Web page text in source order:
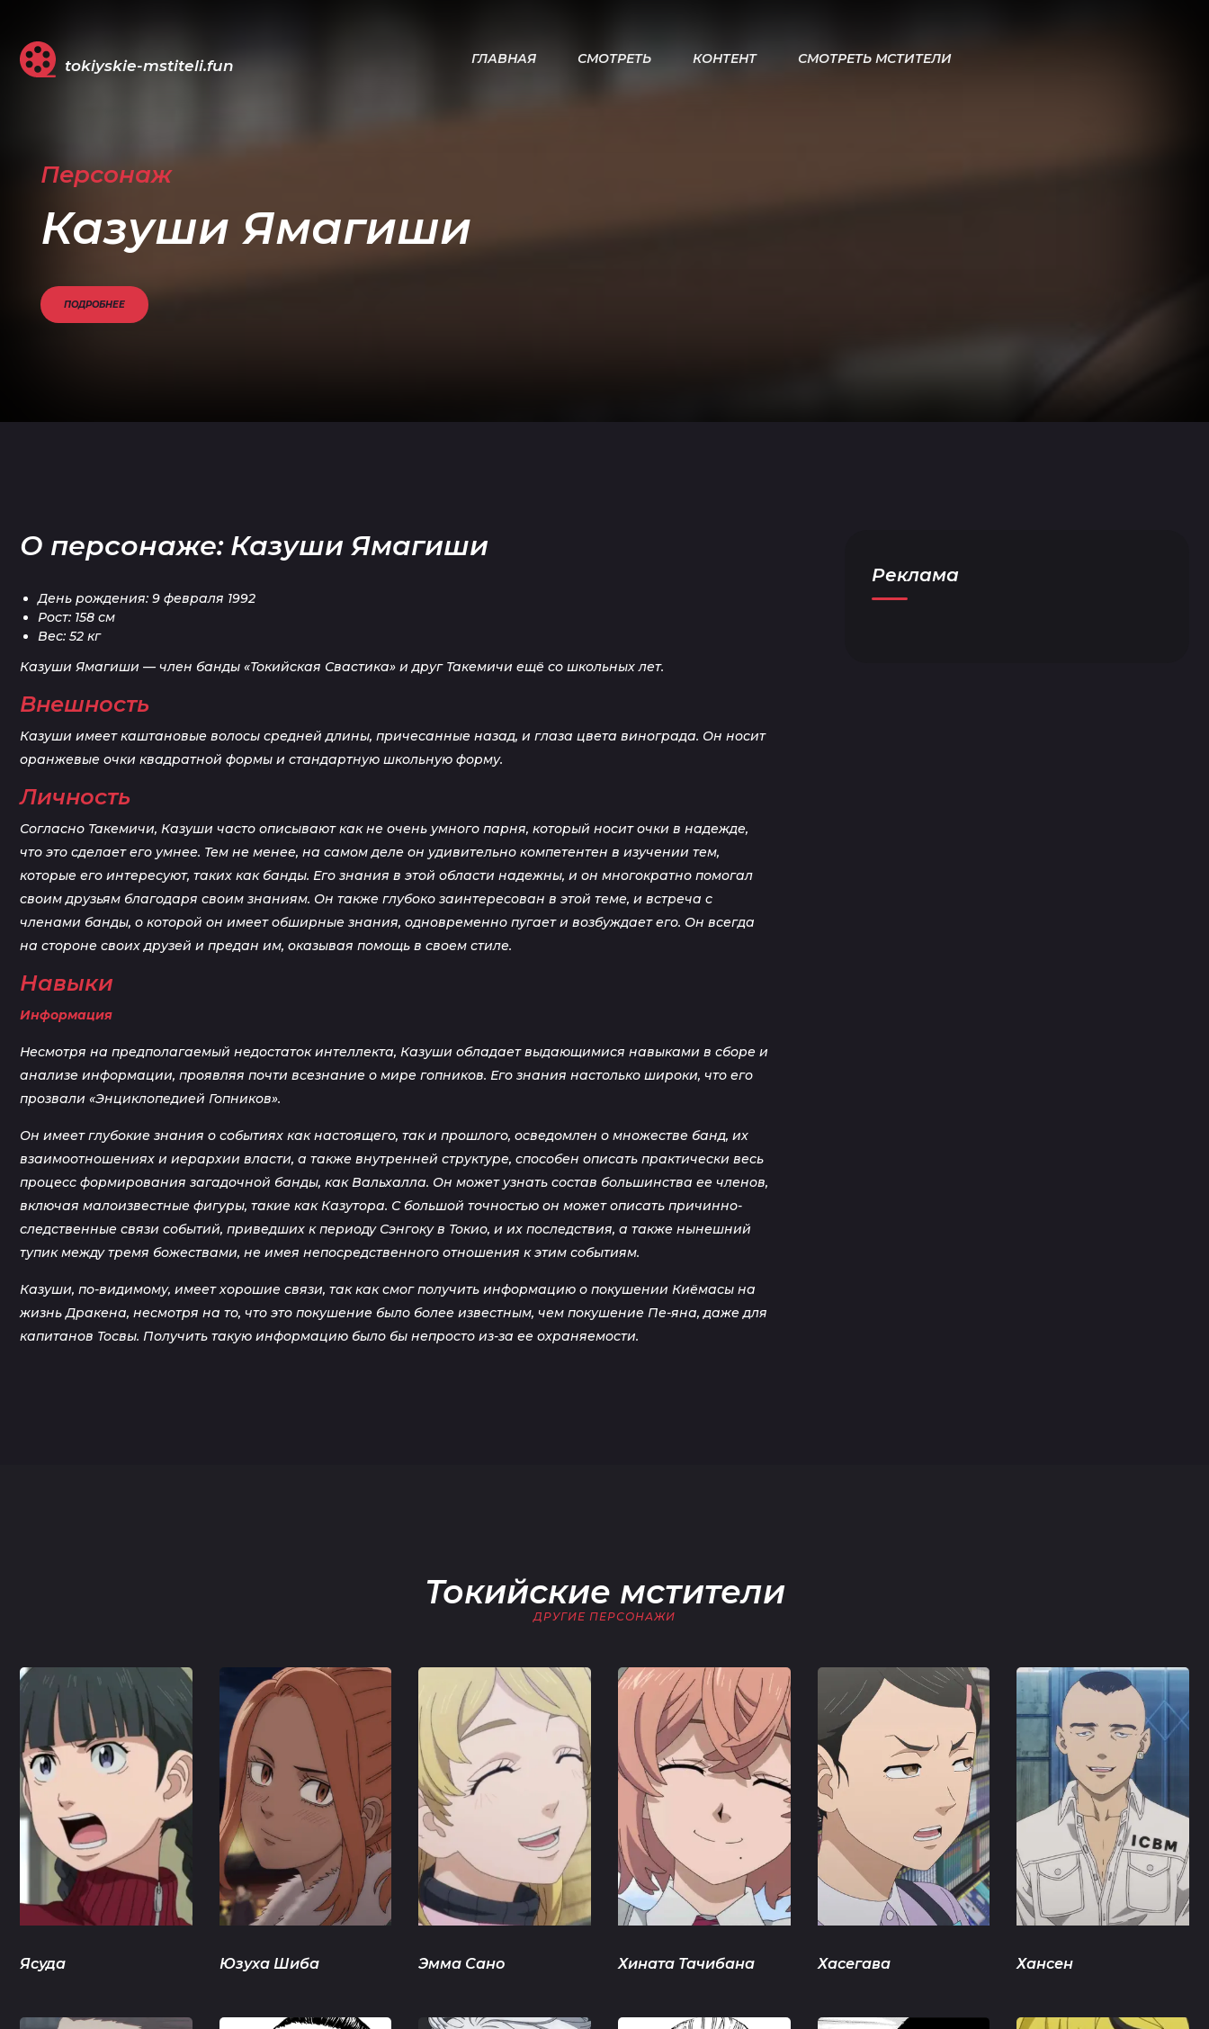
tokiyskie-mstiteli.fun ГЛАВНАЯ СМОТРЕТЬ КОНТЕНТ СМОТРЕТЬ МСТИТЕЛИ
Персонаж
Казуши Ямагиши
ПОДРОБНЕЕ
О персонаже: Казуши Ямагиши
День рождения: 9 февраля 1992
Рост: 158 см
Вес: 52 кг
Казуши Ямагиши — член банды «Токийская Свастика» и друг Такемичи ещё со школьных лет.
Внешность
Казуши имеет каштановые волосы средней длины, причесанные назад, и глаза цвета винограда. Он носит
оранжевые очки квадратной формы и стандартную школьную форму.
Личность
Согласно Такемичи, Казуши часто описывают как не очень умного парня, который носит очки в надежде,
что это сделает его умнее. Тем не менее, на самом деле он удивительно компетентен в изучении тем,
которые его интересуют, таких как банды. Его знания в этой области надежны, и он многократно помогал
своим друзьям благодаря своим знаниям. Он также глубоко заинтересован в этой теме, и встреча с
членами банды, о которой он имеет обширные знания, одновременно пугает и возбуждает его. Он всегда
на стороне своих друзей и предан им, оказывая помощь в своем стиле.
Навыки
Информация
Несмотря на предполагаемый недостаток интеллекта, Казуши обладает выдающимися навыками в сборе и
анализе информации, проявляя почти всезнание о мире гопников. Его знания настолько широки, что его
прозвали «Энциклопедией Гопников».
Он имеет глубокие знания о событиях как настоящего, так и прошлого, осведомлен о множестве банд, их
взаимоотношениях и иерархии власти, а также внутренней структуре, способен описать практически весь
процесс формирования загадочной банды, как Вальхалла. Он может узнать состав большинства ее членов,
включая малоизвестные фигуры, такие как Казутора. С большой точностью он может описать причинно-
следственные связи событий, приведших к периоду Сэнгоку в Токио, и их последствия, а также нынешний
тупик между тремя божествами, не имея непосредственного отношения к этим событиям.
Казуши, по-видимому, имеет хорошие связи, так как смог получить информацию о покушении Киёмасы на
жизнь Дракена, несмотря на то, что это покушение было более известным, чем покушение Пе-яна, даже для
капитанов Тосвы. Получить такую информацию было бы непросто из-за ее охраняемости.
Реклама
Токийские мстители
ДРУГИЕ ПЕРСОНАЖИ
Ясуда Юзуха Шиба Эмма Сано Хината Тачибана Хасегава Хансен